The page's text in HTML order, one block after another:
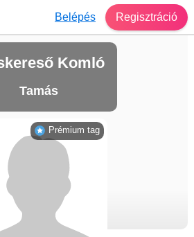
Belépés Regisztráció
Komló
Tamás
Prémium tag